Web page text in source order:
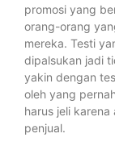
promosi yang
orang-orang
mereka. Testi
dipalsukan jadi
yakin dengan
oleh yang
harus jeli
penjual.